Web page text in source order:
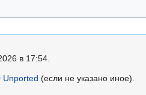
в 17:54.
Unported (если не указано иное).